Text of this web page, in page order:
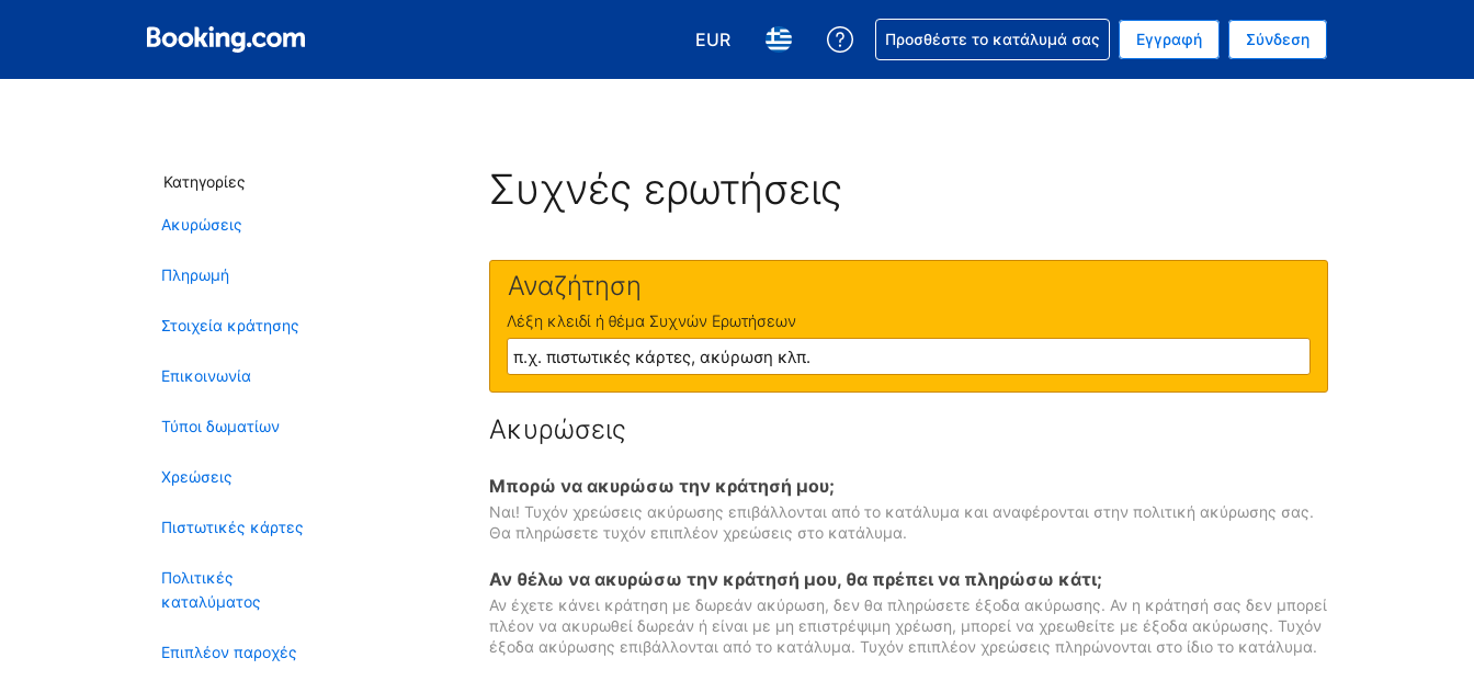
EUR
Επιλέξτε το νόμισμά σας. Το τωρινό σας νόμισμα είναι Ευρώ
Επιλέξτε τη γλώσσα σας. Η τωρινή σας γλώσσα είναι τα Ελληνικά
Βοήθεια για την κράτησή σας
Προσθέστε το κατάλυμά σας Εγγραφή Σύνδεση
Κατηγορίες
Ακυρώσεις
Πληρωμή
Στοιχεία κράτησης
Επικοινωνία
Τύποι δωματίων
Χρεώσεις
Πιστωτικές κάρτες
Πολιτικές
καταλύματος
Επιπλέον παροχές
Συχνές ερωτήσεις
Αναζήτηση
Λέξη κλειδί ή θέμα Συχνών Ερωτήσεων
Ακυρώσεις
Μπορώ να ακυρώσω την κράτησή μου;
Ναι! Τυχόν χρεώσεις ακύρωσης επιβάλλονται από το κατάλυμα και αναφέρονται στην πολιτική ακύρωσης σας.
Θα πληρώσετε τυχόν επιπλέον χρεώσεις στο κατάλυμα.
Αν θέλω να ακυρώσω την κράτησή μου, θα πρέπει να πληρώσω κάτι;
Αν έχετε κάνει κράτηση με δωρεάν ακύρωση, δεν θα πληρώσετε έξοδα ακύρωσης. Αν η κράτησή σας δεν μπορεί
πλέον να ακυρωθεί δωρεάν ή είναι με μη επιστρέψιμη χρέωση, μπορεί να χρεωθείτε με έξοδα ακύρωσης. Τυχόν
έξοδα ακύρωσης επιβάλλονται από το κατάλυμα. Τυχόν επιπλέον χρεώσεις πληρώνονται στο ίδιο το κατάλυμα.